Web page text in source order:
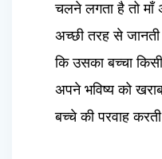
चलने लगता है तो माँ
अच्छी तरह से जानती
कि उसका बच्चा
अपने भविष्य को
बच्चे की परवाह